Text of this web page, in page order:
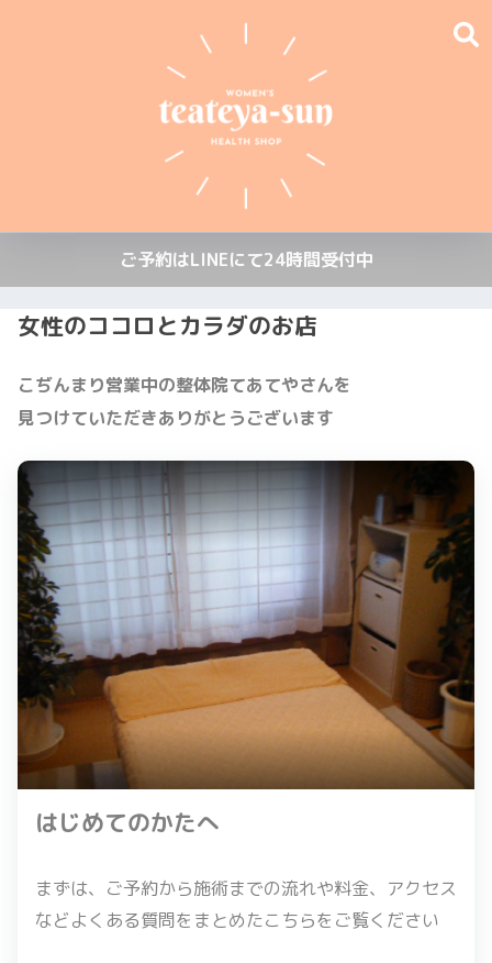
ご予約はLINEにて24時間受付中
女性のココロとカラダのお店
こぢんまり営業中の整体院てあてやさんを
見つけていただきありがとうございます
はじめてのかたへ
まずは、ご予約から施術までの流れや料金、アクセス
などよくある質問をまとめたこちらをご覧ください